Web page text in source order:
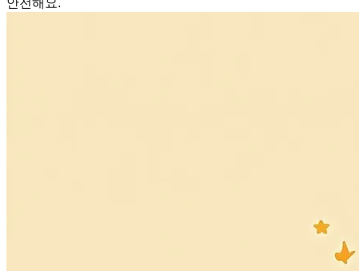
안전해요.